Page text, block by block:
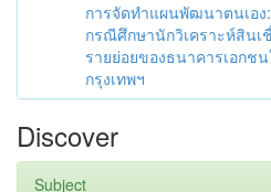
การจัดทำแผนพัฒนาตนเอง:
กรณีศึกษานักวิเคราะห์สินเ
รายย่อยของธนาคารเอกช
กรุงเทพฯ
Discover
Subject